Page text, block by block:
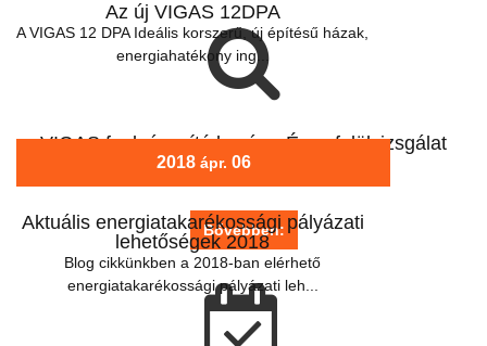
VIGAS faelgázosító kazán - Éves felülvizsgálat
Végeztesse éves felülvizsgálatát velünk!
Bővebben:
Az új VIGAS 12DPA
A VIGAS 12 DPA Ideális korszerű, új építésű házak,
energiahatékony ing...
2018 ápr. 06
Aktuális energiatakarékossági pályázati
lehetőségek 2018
Blog cikkünkben a 2018-ban elérhető
energiatakarékossági pályázati leh...